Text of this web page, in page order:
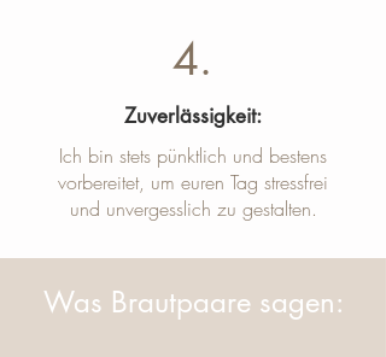
4.
Zuverlässigkeit:
Ich bin stets pünktlich und bestens
vorbereitet, um euren Tag stressfrei
und unvergesslich zu gestalten.
Was Brautpaare sagen: